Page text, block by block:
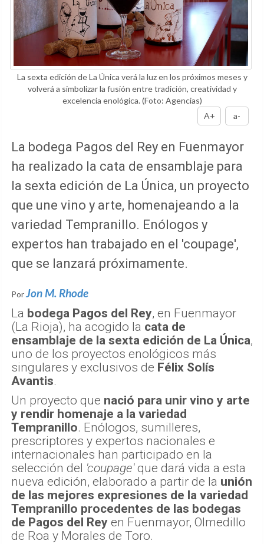
La sexta edición de La Única verá la luz en los próximos meses y
volverá a simbolizar la fusión entre tradición, creatividad y
excelencia enológica.(Foto: Agencias)
A+
a-
La bodega Pagos del Rey en Fuenmayor
ha realizado la cata de ensamblaje para
la sexta edición de La Única, un proyecto
que une vino y arte, homenajeando a la
variedad Tempranillo. Enólogos y
expertos han trabajado en el 'coupage',
que se lanzará próximamente.
PorJon M. Rhode
La bodega Pagos del Rey, en Fuenmayor
(La Rioja), ha acogido la cata de
ensamblaje de la sexta edición de La Única,
uno de los proyectos enológicos más
singulares y exclusivos de Félix Solís
Avantis.
Un proyecto que nació para unir vino y arte
y rendir homenaje a la variedad
Tempranillo. Enólogos, sumilleres,
prescriptores y expertos nacionales e
internacionales han participado en la
selección del 'coupage'que dará vida a esta
nueva edición, elaborado a partir de la unión
de las mejores expresiones de la variedad
Tempranillo procedentes de las bodegas
de Pagos del Rey en Fuenmayor, Olmedillo
de Roa y Morales de Toro.